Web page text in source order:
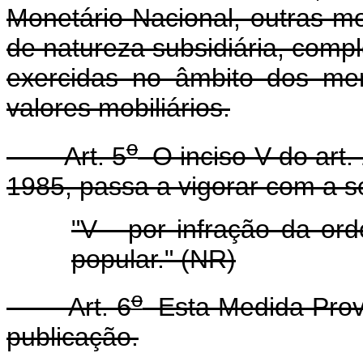
Monetário Nacional, outras
de natureza subsidiária,
exercidas no âmbito dos
valores mobiliários.
Art. 5oO inciso V do art.
1985, passa a vigorar com a
"V - por infração da
popular." (NR)
Art. 6oEsta Medida
publicação.